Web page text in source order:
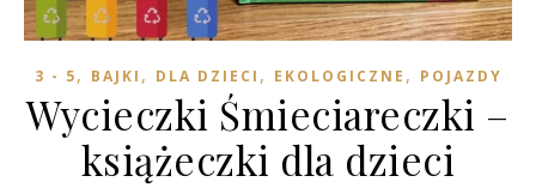
3 - 5, BAJKI , DLA DZIECI , EKOLOGICZNE , POJAZDY
Wycieczki Śmieciareczki –
książeczki dla dzieci